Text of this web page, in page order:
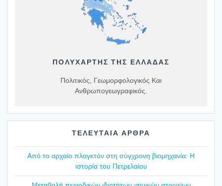
ΠΟΛΥΧΆΡΤΗΣ ΤΗΣ ΕΛΛΆΔΑΣ
Πολιτικός, Γεωμορφολογικός Και
Ανθρωπογεωγραφικός.
ΤΕΛΕΥΤΑΙΑ ΑΡΘΡΑ
Από το αρχαίο πλαγ­κτόν στη σύγ­χρο­νη βιο­μη­χα­νία: Η
ιστο­ρία του Πετρε­λαί­ου